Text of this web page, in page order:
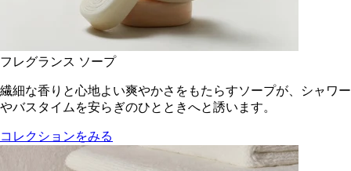
フレグランス ソープ
繊細な香りと心地よい爽やかさをもたらすソープが、シャワー
やバスタイムを安らぎのひとときへと誘います。
コレクションをみる